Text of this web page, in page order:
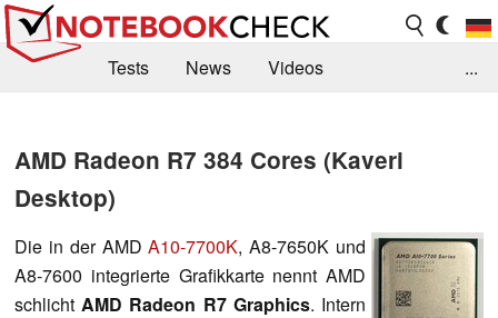
Tests News
Videos
Kaufberatung
Deals Suche
Jobs
Forum
...
AMD Radeon R7 384 Cores (Kaveri
Desktop)
Die in der AMDA10-7700K, A8-7650K und
A8-7600 integrierte Grafikkarte nennt AMD
schlichtAMD Radeon R7 Graphics. Intern